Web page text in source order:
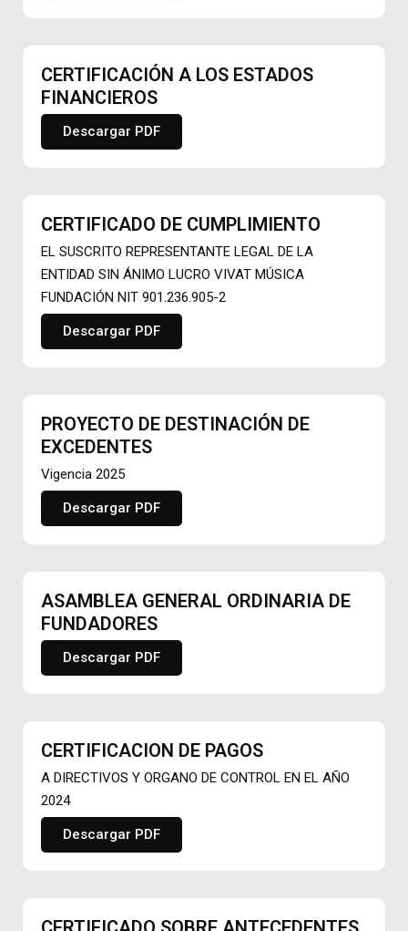
CERTIFICACIÓN A LOS ESTADOS
FINANCIEROS
Descargar PDF
CERTIFICADO DE CUMPLIMIENTO
EL SUSCRITO REPRESENTANTE LEGAL DE LA
ENTIDAD SIN ÁNIMO LUCRO VIVAT MÚSICA
FUNDACIÓN NIT 901.236.905-2
Descargar PDF
PROYECTO DE DESTINACIÓN DE
EXCEDENTES
Vigencia 2025
Descargar PDF
ASAMBLEA GENERAL ORDINARIA DE
FUNDADORES
Descargar PDF
CERTIFICACION DE PAGOS
A DIRECTIVOS Y ORGANO DE CONTROL EN EL AÑO
2024
Descargar PDF